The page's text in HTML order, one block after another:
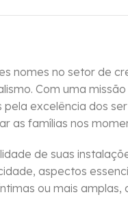
nomes no setor de
Com uma
excelência dos
as famílias nos
de suas
aspectos
ou mais